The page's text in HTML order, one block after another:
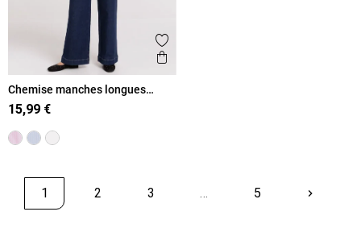
Ajouter aux favoris
Aperçu rapide
Chemise manches longues
rayée femme
15,99 €
1 2 3 … 5 keyboard_arrow_rightSuivant